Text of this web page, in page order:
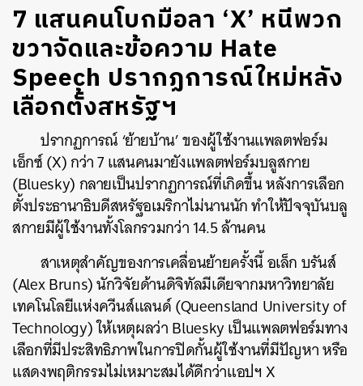
7 แสนคนโบกมือลา ‘X’ หนีพวก
ขวาจัดและข้อความ Hate
Speech ปรากฏการณ์ใหม่หลัง
เลือกตั้งสหรัฐฯ
ปรากฏการณ์ ‘ย้ายบ้าน’ ของผู้ใช้งานแพลตฟอร์ม
เอ็กซ์ (X) กว่า 7 แสนคนมายังแพลตฟอร์มบลูสกาย
(Bluesky) กลายเป็นปรากฏการณ์ที่เกิดขึ้น หลังการเลือก
ตั้งประธานาธิบดีสหรัฐอเมริกาไม่นานนัก ทำให้ปัจจุบันบลู
สกายมีผู้ใช้งานทั้งโลกรวมกว่า 14.5 ล้านคน
สาเหตุสำคัญของการเคลื่อนย้ายครั้งนี้ อเล็ก บรันส์
(Alex Bruns) นักวิจัยด้านดิจิทัลมีเดียจากมหาวิทยาลัย
เทคโนโลยีแห่งควีนส์แลนด์ (Queensland University of
Technology) ให้เหตุผลว่า Bluesky เป็นแพลตฟอร์มทาง
เลือกที่มีประสิทธิภาพในการปิดกั้นผู้ใช้งานที่มีปัญหา หรือ
แสดงพฤติกรรมไม่เหมาะสมได้ดีกว่าแอปฯ X